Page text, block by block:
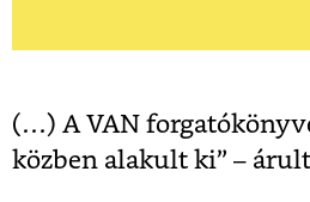
(…) A VAN
közben alakult ki” –